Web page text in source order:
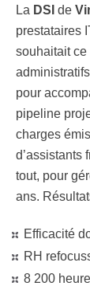
La DSI de
prestataires
souhaitait ce
pour
pipeline
charges
d’assistants
tout, pour
ans.
Efficacité
RH
8 200